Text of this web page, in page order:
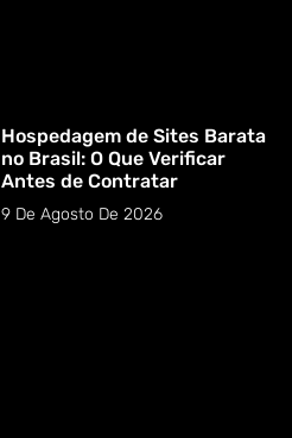
Hospedagem de Sites Barata
no Brasil: O Que Verificar
Antes de Contratar
9 De Agosto De 2026